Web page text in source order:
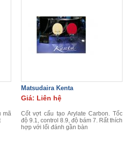
mã
Matsudaira Kenta
Giá: Liên hệ
Cốt vợt cấu tạo Arylate Carbon. Tốc
độ 9.1, control 8.9, độ bám 7. Rất thích
hợp với lối đánh gần bàn